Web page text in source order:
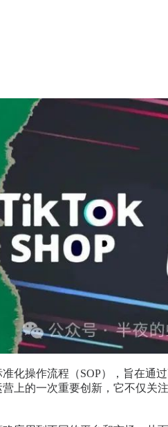
化操作流程（SOP），旨在通
上的一次重要创新，它不仅关